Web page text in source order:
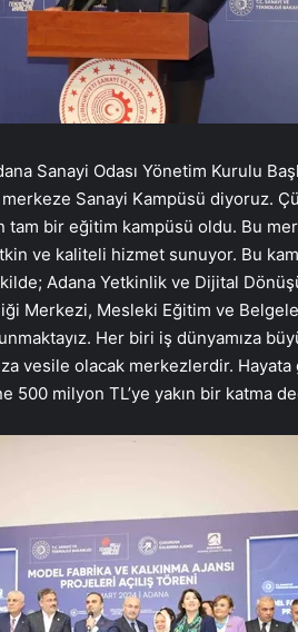
Sanayi Odası Yönetim Kurulu
Sanayi Kampüsü diyoruz.
tam bir eğitim kampüsü oldu. Bu
ve kaliteli hizmet sunuyor. Bu
Adana Yetkinlik ve Dijital
Merkezi, Mesleki Eğitim ve
Her biri iş dünyamıza
vesile olacak merkezlerdir.
500 milyon TL’ye yakın bir katma